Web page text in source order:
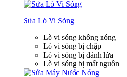
Sửa Lò Vi Sóng
Lò vi sóng không nóng
Lò vi sóng bị chập
Lò vi sóng bị đánh lửa
Lò vi sóng bị mất nguồn